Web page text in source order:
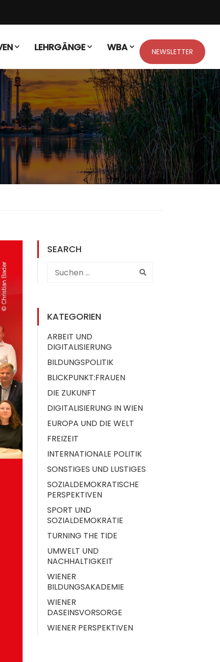
LEHRGÄNGE WBA NEWSLETTER
SEARCH
KATEGORIEN
ARBEIT UND
DIGITALISIERUNG
BILDUNGSPOLITIK
BLICKPUNKT:FRAUEN
DIE ZUKUNFT
DIGITALISIERUNG IN WIEN
EUROPA UND DIE WELT
FREIZEIT
INTERNATIONALE POLITIK
SONSTIGES UND LUSTIGES
SOZIALDEMOKRATISCHE
PERSPEKTIVEN
SPORT UND
SOZIALDEMOKRATIE
TURNING THE TIDE
UMWELT UND
NACHHALTIGKEIT
WIENER
BILDUNGSAKADEMIE
WIENER
DASEINSVORSORGE
WIENER PERSPEKTIVEN